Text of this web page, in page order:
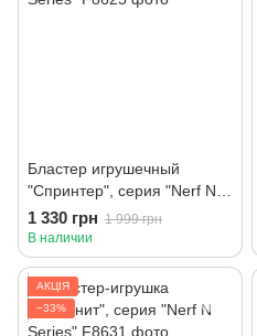
Бластер игрушечный
"Спринтер", серия "Nerf N
Series"
1 330 грн 1 999 грн
В наличии
АКЦІЯ
−33%